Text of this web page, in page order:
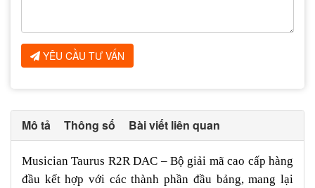
YÊU CẦU TƯ VẤN
Mô tả Thông số Bài viết liên quan
Musician Taurus R2R DAC – Bộ giải mã cao cấp hàng
đầu kết hợp với các thành phần đầu bảng, mang lại